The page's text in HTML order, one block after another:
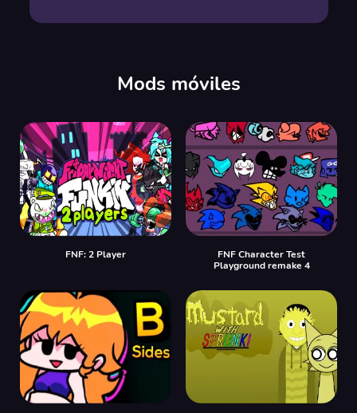
Mods móviles
FNF: 2 Player
FNF Character Test
Playground remake 4